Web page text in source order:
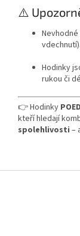
⚠️
vdechnutí).
Hodinky
rukou či
👉 Hodinky
kteří hledají
spolehlivosti –